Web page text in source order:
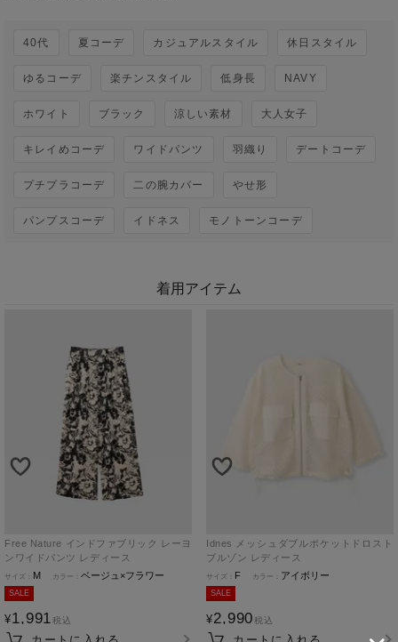
40代 夏コーデ カジュアルスタイル 休日スタイル
ゆるコーデ 楽チンスタイル 低身長 NAVY
ホワイト ブラック 涼しい素材 大人女子
キレイめコーデ ワイドパンツ 羽織り デートコーデ
プチプラコーデ 二の腕カバー やせ形
パンプスコーデ イドネス モノトーンコーデ
着用アイテム
Free Nature インドファブリック レーヨ
ンワイドパンツ レディース
M
ベージュ×フラワー
SALE
¥1,991 税込
Idnes メッシュダブルポケットドロスト
ブルゾン レディース
F
アイボリー
SALE
¥2,990 税込